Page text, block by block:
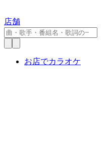
店舗
お店でカラオケ